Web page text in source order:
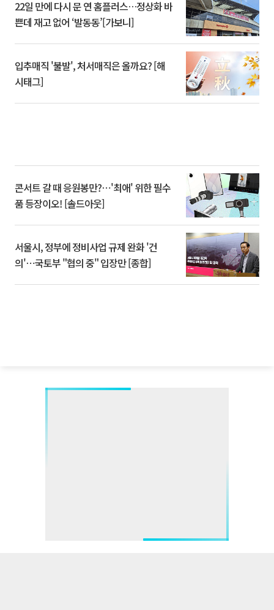
22일 만에 다시 문 연 홈플러스…정상화 바
쁜데 재고 없어 ‘발동동’[가보니]
입추매직 '불발', 처서매직은 올까요? [해
시태그]
콘서트 갈 때 응원봉만?⋯'최애' 위한 필수
품 등장이오! [솔드아웃]
서울시, 정부에 정비사업 규제 완화 '건
의'⋯국토부 "협의 중" 입장만 [종합]